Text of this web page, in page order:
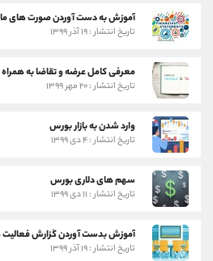
آموزش به دست آوردن صورت های
تاریخ انتشار : ۱۹ آذر ۱۳۹۹
معرفی کامل عرضه و تقاضا به همراه
تاریخ انتشار : ۲۰ مهر ۱۳۹۹
وارد شدن به بازار بورس
تاریخ انتشار : ۴ دی ۱۳۹۹
سهم های دلاری بورس
تاریخ انتشار : ۱۱ دی ۱۳۹۹
آموزش بدست آوردن گزارش فعالیت
تاریخ انتشار : ۱۹ آذر ۱۳۹۹